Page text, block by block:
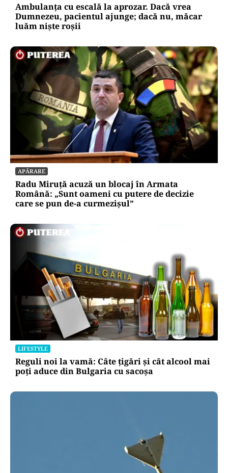
Ambulanța cu escală la aprozar. Dacă vrea
Dumnezeu, pacientul ajunge; dacă nu, măcar
luăm niște roșii
APĂRARE
Radu Miruță acuză un blocaj în Armata
Română: „Sunt oameni cu putere de decizie
care se pun de-a curmezișul”
LIFESTYLE
Reguli noi la vamă: Câte țigări și cât alcool mai
poți aduce din Bulgaria cu sacoșa